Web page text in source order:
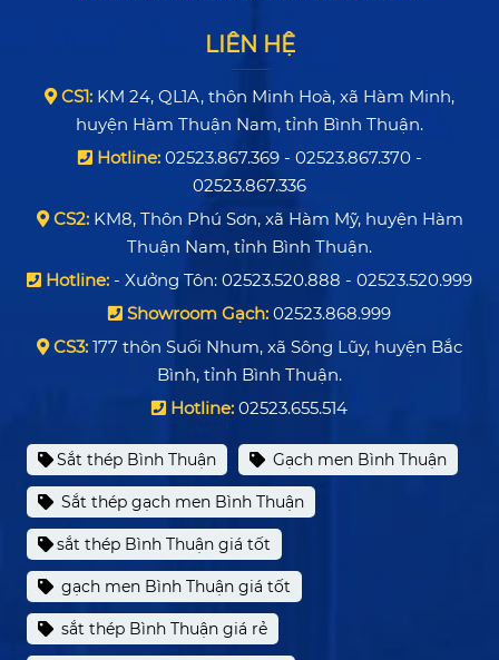
LIÊN HỆ
CS1: KM 24, QL1A, thôn Minh Hoà, xã Hàm Minh,
huyện Hàm Thuận Nam, tỉnh Bình Thuận.
Hotline:02523.867.369 - 02523.867.370 -
02523.867.336
CS2:KM8, Thôn Phú Sơn, xã Hàm Mỹ, huyện Hàm
Thuận Nam, tỉnh Bình Thuận.
Hotline: - Xưởng Tôn: 02523.520.888 - 02523.520.999
Showroom Gạch: 02523.868.999
CS3: 177 thôn Suối Nhum, xã Sông Lũy, huyện Bắc
Bình, tỉnh Bình Thuận.
Hotline: 02523.655.514
Sắt thép Bình Thuận Gạch men Bình Thuận
Sắt thép gạch men Bình Thuận
sắt thép Bình Thuận giá tốt
gạch men Bình Thuận giá tốt
sắt thép Bình Thuận giá rẻ